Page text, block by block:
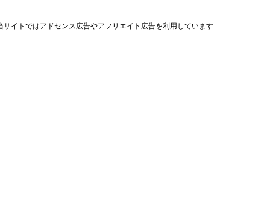
サイトではアドセンス広告やアフリエイト広告を利用しています